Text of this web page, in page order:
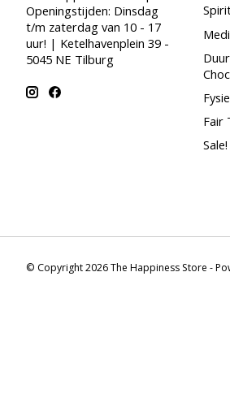
Openingstijden: Dinsdag
t/m zaterdag van 10 - 17
uur! | Ketelhavenplein 39 -
5045 NE Tilburg
Fair
Sale!
© Copyright 2026 The Happiness Store -